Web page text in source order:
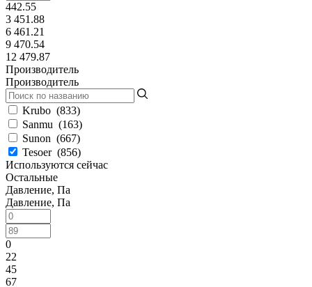
442.55
3 451.88
6 461.21
9 470.54
12 479.87
Производитель
Производитель
Krubo (833)
Sanmu (163)
Sunon (667)
Tesoer (856)
Используются сейчас
Остальные
Давление, Па
Давление, Па
0
22
45
67